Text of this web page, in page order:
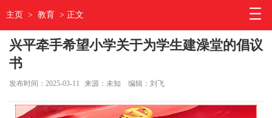
主页 > 教育 > 正文
兴平牵手希望小学关于为学生建澡堂的倡议
书
发布时间：2025-03-11 来源：未知 编辑：刘飞